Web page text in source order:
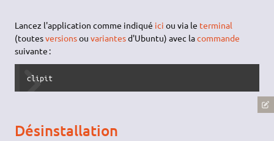
Lancez l'application comme indiqué ici ou via le terminal
(toutesversionsouvariantesd'Ubuntu) avec lacommande
suivante :
clipit
Désinstallation